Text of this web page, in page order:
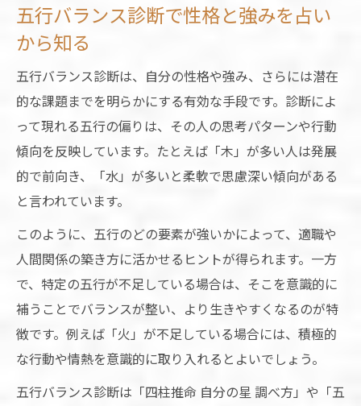
五行バランス診断で性格と強みを占い
から知る
五行バランス診断は、自分の性格や強み、さらには潜在
的な課題までを明らかにする有効な手段です。診断によ
って現れる五行の偏りは、その人の思考パターンや行動
傾向を反映しています。たとえば「木」が多い人は発展
的で前向き、「水」が多いと柔軟で思慮深い傾向がある
と言われています。
このように、五行のどの要素が強いかによって、適職や
人間関係の築き方に活かせるヒントが得られます。一方
で、特定の五行が不足している場合は、そこを意識的に
補うことでバランスが整い、より生きやすくなるのが特
徴です。例えば「火」が不足している場合には、積極的
な行動や情熱を意識的に取り入れるとよいでしょう。
五行バランス診断は「四柱推命 自分の星 調べ方」や「五